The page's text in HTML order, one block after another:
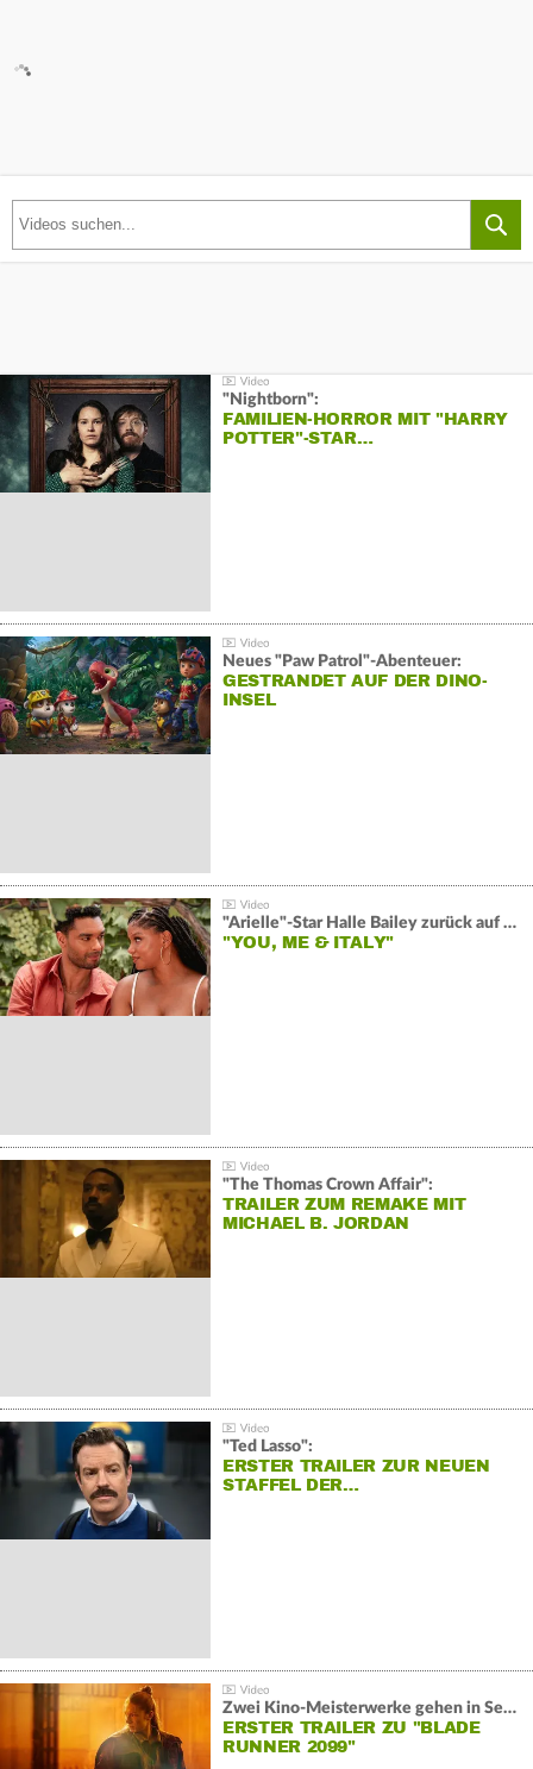
"Nightborn":
FAMILIEN-HORROR MIT "HARRY
POTTER"-STAR…
Neues "Paw Patrol"-Abenteuer:
GESTRANDET AUF DER DINO-
INSEL
"Arielle"-Star Halle Bailey zurück auf der Leinwand:
"YOU, ME & ITALY"
"The Thomas Crown Affair":
TRAILER ZUM REMAKE MIT
MICHAEL B. JORDAN
"Ted Lasso":
ERSTER TRAILER ZUR NEUEN
STAFFEL DER…
Zwei Kino-Meisterwerke gehen in Serie:
ERSTER TRAILER ZU "BLADE
RUNNER 2099"